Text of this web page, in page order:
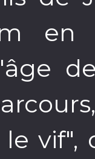
en
vif",